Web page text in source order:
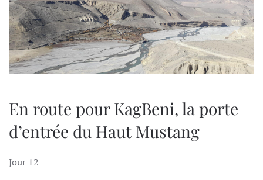
En route pour KagBeni, la porte
d’entrée du Haut Mustang
Jour 12